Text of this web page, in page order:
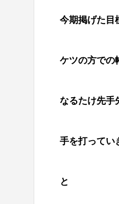
今期掲げた目
ケツの方での
なるたけ先手
手を打ってい
と